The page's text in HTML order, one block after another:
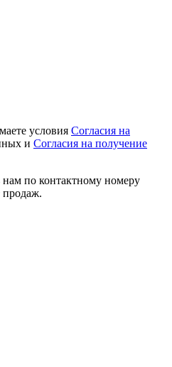
условия Согласия на
и Согласия на получение
по контактному номеру
продаж.